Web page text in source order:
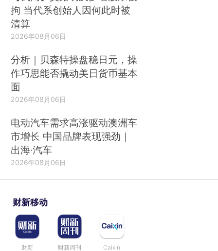
拘 当代系创始人因何此时被
清算
2026年08月06日
分析｜贝森特操盘稳日元，操
作巧思能否撬动美日货币基本
面
2026年08月06日
电动汽车需求高涨驱动澳洲车
市增长 中国品牌表现强劲｜
出海·汽车
2026年08月06日
财新移动
财新 财新周刊 Caixin